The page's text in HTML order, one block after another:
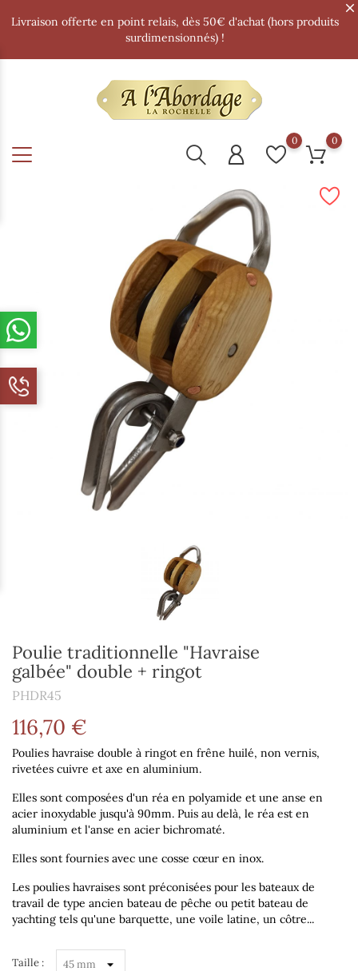
Livraison offerte en point relais, dès 50€ d'achat (hors produits
surdimensionnés) !
0 0
Poulie traditionnelle "Havraise
galbée" double + ringot
PHDR45
116,70 €
Poulies havraise double à ringot en frêne huilé, non vernis,
rivetées cuivre et axe en aluminium.
Elles sont composées d'un réa en polyamide et une anse en
acier inoxydable jusqu'à 90mm. Puis au delà, le réa est en
aluminium et l'anse en acier bichromaté.
Elles sont fournies avec une cosse cœur en inox.
Les poulies havraises sont préconisées pour les bateaux de
travail de type ancien bateau de pêche ou petit bateau de
yachting tels qu'une barquette, une voile latine, un côtre...
Taille :